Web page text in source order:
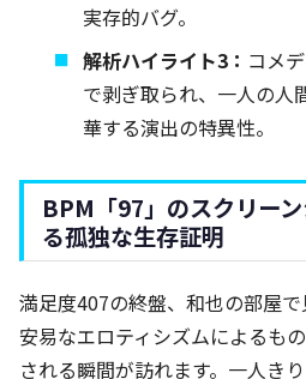
実存的バグ。
解析ハイライト3： コメ
で剥ぎ取られ、一人の人
華する演出の特異性。
BPM「97」のスクリー
る孤独な生存証明
満足度407の終盤、和也の部屋で
安易なエロティシズムによるも
される瞬間が訪れます。一人き